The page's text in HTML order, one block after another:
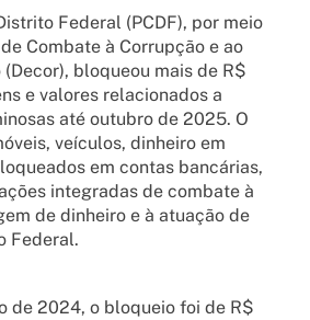
Federal (PCDF), por meio
Combate à Corrupção e ao
bloqueou mais de R$
e valores relacionados a
até outubro de 2025. O
veículos, dinheiro em
em contas bancárias,
integradas de combate à
de dinheiro e à atuação de
Federal.
de 2024, o bloqueio foi de R$